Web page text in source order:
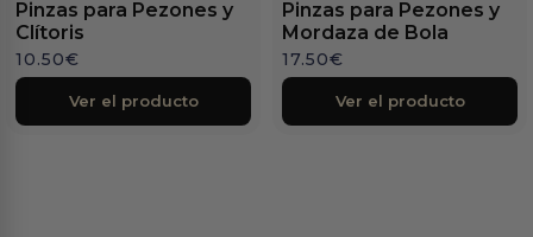
Pinzas para Pezones y
Clítoris
10.50€
Ver el producto
Pinzas para Pezones y
Mordaza de Bola
17.50€
Ver el producto